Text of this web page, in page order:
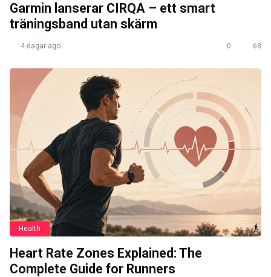
Garmin lanserar CIRQA – ett smart
träningsband utan skärm
4 dagar ago 0 68
Health
Heart Rate Zones Explained: The
Complete Guide for Runners